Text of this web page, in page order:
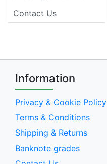
Contact Us
Information
Privacy & Cookie Policy
Terms & Conditions
Shipping & Returns
Banknote grades